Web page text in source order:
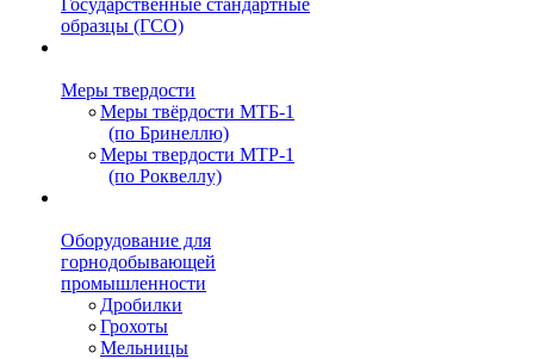
Государственные стандартные
образцы (ГСО)
Меры твердости
Меры твёрдости МТБ-1
(по Бринеллю)
Меры твердости МТР-1
(по Роквеллу)
Оборудование для
горнодобывающей
промышленности
Дробилки
Грохоты
Мельницы